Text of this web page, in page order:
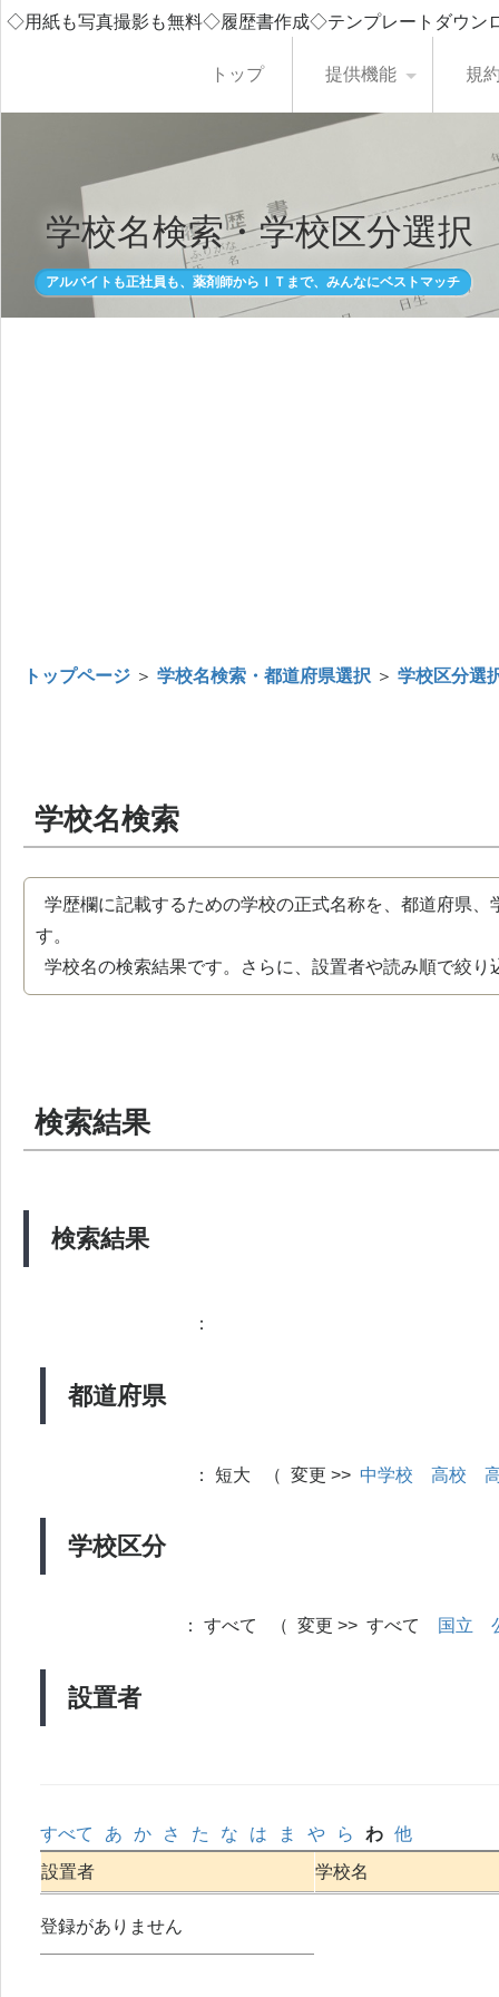
◇用紙も写真撮影も無料◇履歴書作成◇テンプレートダウ
トップ 提供機能 規
学校名検索・学校区分選択
アルバイトも正社員も、薬剤師からＩＴまで、みんなにベストマッチ
トップページ ＞ 学校名検索・都道府県選択 ＞ 学校区分選
学校名検索
学歴欄に記載するための学校の正式名称を、都道府県
す。
学校名の検索結果です。さらに、設置者や読み順で絞り
検索結果
検索結果
都道府県
：
学校区分
： 短大 （ 変更 >> 中学校 高校
設置者
： すべて （ 変更 >> すべて 国立
すべて あ か さ た な は ま や ら わ 他
設置者
学校名
登録がありません